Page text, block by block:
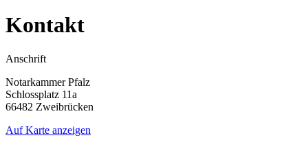
Kontakt
Anschrift
Notarkammer Pfalz
Schlossplatz 11a
66482 Zweibrücken
Auf Karte anzeigen